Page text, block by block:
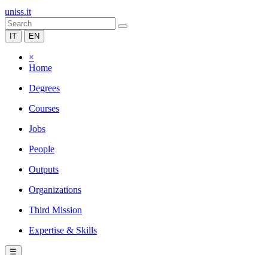
uniss.it
IT EN
×
Home
Degrees
Courses
Jobs
People
Outputs
Organizations
Third Mission
Expertise & Skills
☰